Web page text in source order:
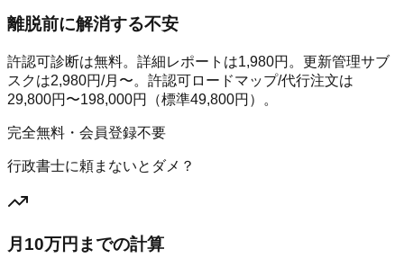
離脱前に解消する不安
許認可診断は無料。詳細レポートは1,980円。更新管理サブ
スクは2,980円/月〜。許認可ロードマップ/代行注文は
29,800円〜198,000円（標準49,800円）。
完全無料・会員登録不要
行政書士に頼まないとダメ？
月10万円までの計算